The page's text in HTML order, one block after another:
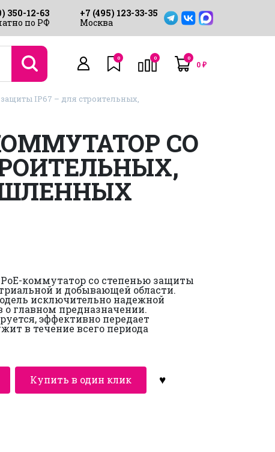
350-12-63
по РФ
+7 (495) 123-33-35
Москва
0 0 0
0₽
IP67 – для строительных,
СО
коммутатор со степенью защиты
и добывающей области.
исключительно надежной
главном предназначении.
эффективно передает
в течение всего периода
Купить в один клик